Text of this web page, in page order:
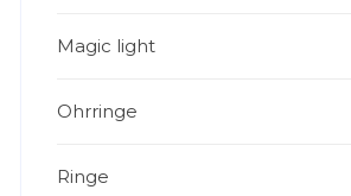
Magic light
Ohrringe
Ringe